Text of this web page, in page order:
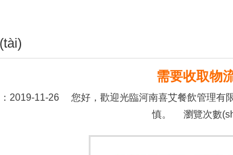
需要收取物
2019-11-26 您好，歡迎光臨河南喜艾餐飲管理有限
慎。 瀏覽次數